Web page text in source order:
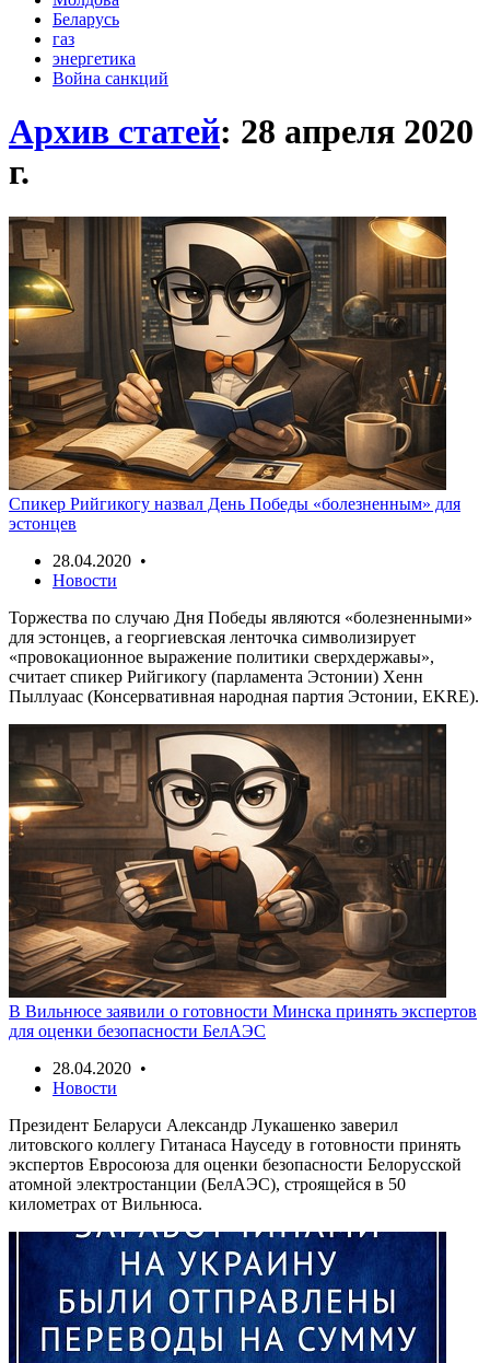
Беларусь
газ
энергетика
Война санкций
Архив статей: 28 апреля 2020
г.
Спикер Рийгикогу назвал День Победы «болезненным» для
эстонцев
28.04.2020 •
Новости
Торжества по случаю Дня Победы являются «болезненными»
для эстонцев, а георгиевская ленточка символизирует
«провокационное выражение политики сверхдержавы»,
считает спикер Рийгикогу (парламента Эстонии) Хенн
Пыллуаас (Консервативная народная партия Эстонии, EKRE).
В Вильнюсе заявили о готовности Минска принять экспертов
для оценки безопасности БелАЭС
28.04.2020 •
Новости
Президент Беларуси Александр Лукашенко заверил
литовского коллегу Гитанаса Науседу в готовности принять
экспертов Евросоюза для оценки безопасности Белорусской
атомной электростанции (БелАЭС), строящейся в 50
километрах от Вильнюса.